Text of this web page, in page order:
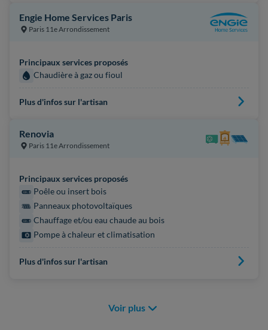
Engie Home Services Paris
Paris 11e Arrondissement
Principaux services proposés
Chaudière à gaz ou fioul
Plus d'infos sur l'artisan
Renovia
Paris 11e Arrondissement
Principaux services proposés
Poêle ou insert bois
Panneaux photovoltaïques
Chauffage et/ou eau chaude au bois
Pompe à chaleur et climatisation
Plus d'infos sur l'artisan
Voir plus